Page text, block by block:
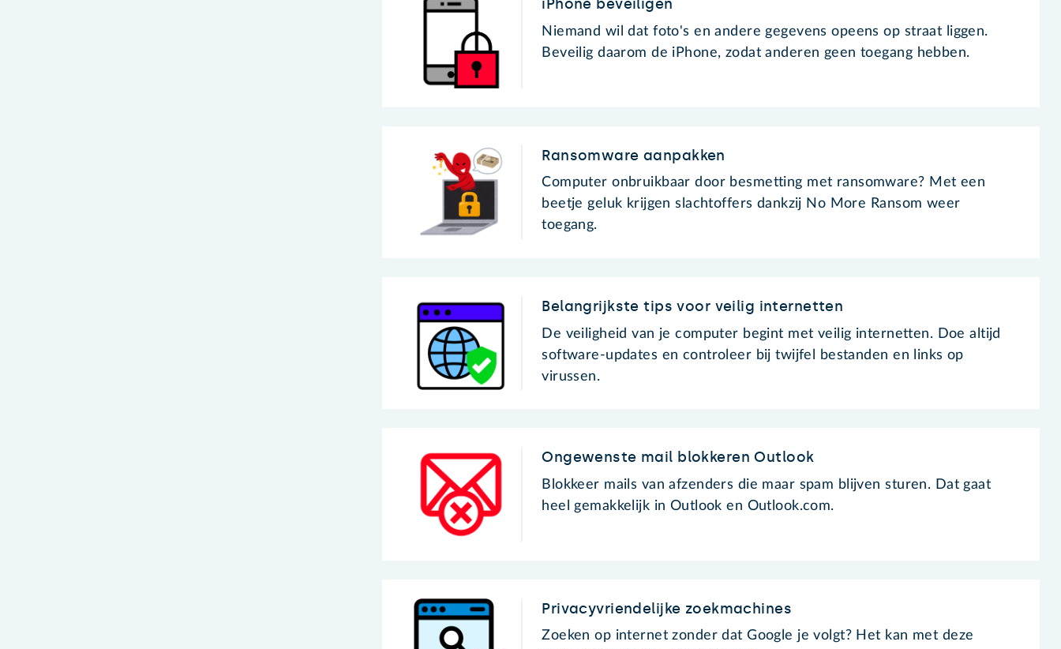
iPhone beveiligen
Niemand wil dat foto's en andere gegevens opeens op straat liggen.
Beveilig daarom de iPhone, zodat anderen geen toegang hebben.
Ransomware aanpakken
Computer onbruikbaar door besmetting met ransomware? Met een
beetje geluk krijgen slachtoffers dankzij No More Ransom weer
toegang.
Belangrijkste tips voor veilig internetten
De veiligheid van je computer begint met veilig internetten. Doe altijd
software-updates en controleer bij twijfel bestanden en links op
virussen.
Ongewenste mail blokkeren Outlook
Blokkeer mails van afzenders die maar spam blijven sturen. Dat gaat
heel gemakkelijk in Outlook en Outlook.com.
Privacyvriendelijke zoekmachines
Zoeken op internet zonder dat Google je volgt? Het kan met deze